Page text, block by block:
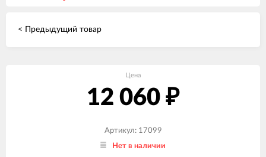
< Предыдущий товар
Цена
12 060 ₽
Артикул: 17099
Нет в наличии